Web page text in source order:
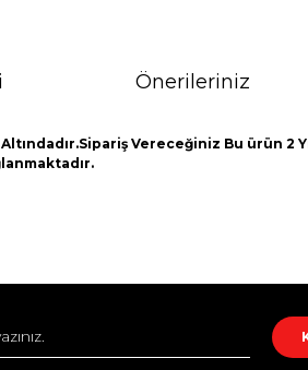
Önerileriniz
Vereceğiniz Bu ürün 2